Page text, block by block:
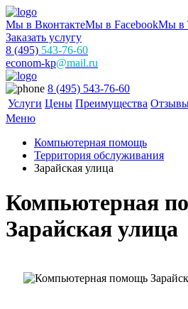
Мы в ВконтактеМы в FacebookМы в
Заказать услугу
8 (495) 543-76-60
econom-kp@mail.ru
8 (495) 543-76-60
Услуги Цены Преимущества
Меню
Компьютерная помощь
Территория обслуживания
Зарайская улица
Компьютерная
Зарайская улица